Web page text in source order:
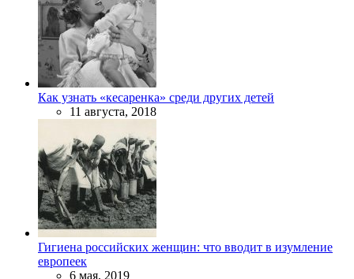
Как узнать «кесаренка» среди других детей
11 августа, 2018
Гигиена российских женщин: что вводит в изумление
европеек
6 мая, 2019